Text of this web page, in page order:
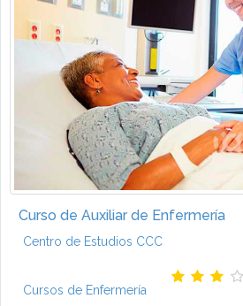
Curso de Auxiliar de Enfermería
Centro de Estudios CCC
Cursos de Enfermería